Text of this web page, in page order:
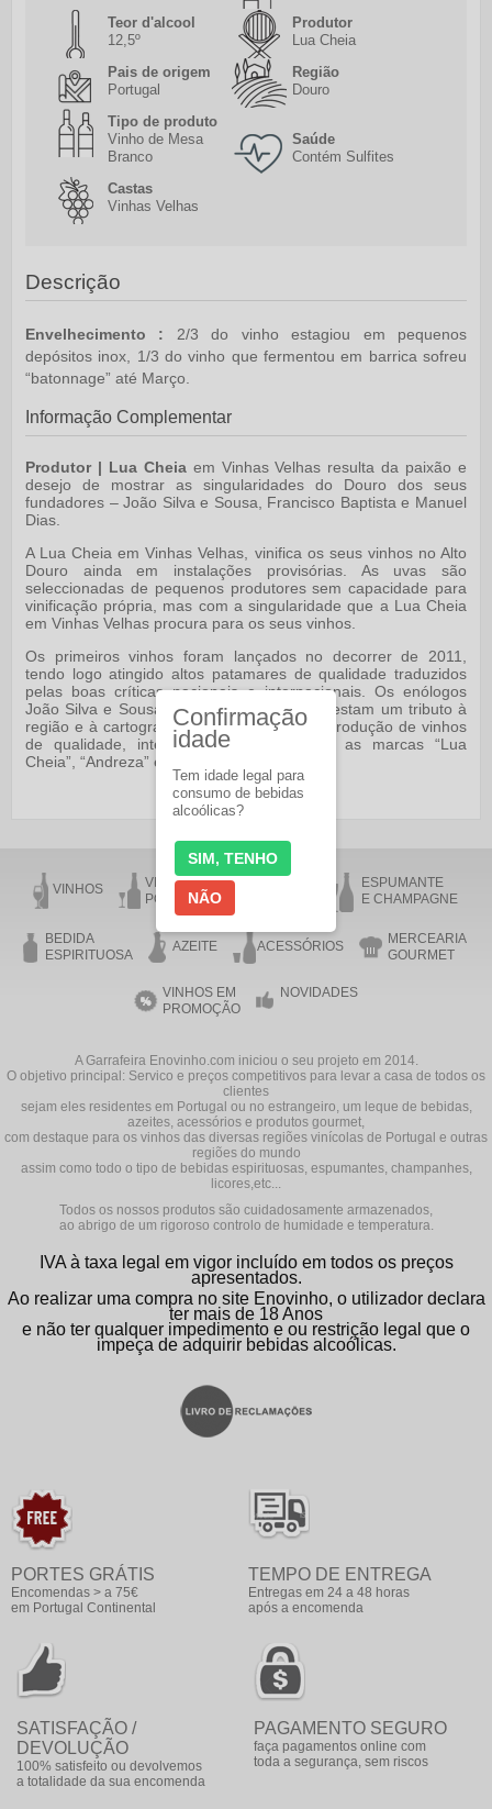
Teor d'alcool
12,5º
Produtor
Lua Cheia
Pais de origem
Portugal
Região
Douro
Tipo de produto
Vinho de Mesa
Branco
Saúde
Contém Sulfites
Castas
Vinhas Velhas
Descrição
Envelhecimento : 2/3 do vinho estagiou em pequenos
depósitos inox, 1/3 do vinho que fermentou em barrica sofreu
“batonnage” até Março.
Informação Complementar
Produtor | Lua Cheia em Vinhas Velhas resulta da paixão e
desejo de mostrar as singularidades do Douro dos seus
fundadores – João Silva e Sousa, Francisco Baptista e Manuel
Dias.
A Lua Cheia em Vinhas Velhas, vinifica os seus vinhos no Alto
Douro ainda em instalações provisórias. As uvas são
seleccionadas de pequenos produtores sem capacidade para
vinificação própria, mas com a singularidade que a Lua Cheia
em Vinhas Velhas procura para os seus vinhos.
Os primeiros vinhos foram lançados no decorrer de 2011,
tendo logo atingido altos patamares de qualidade traduzidos
pelas boas críticas nacionais e internacionais. Os enólogos
João Silva e Sousa e Francisco Baptista prestam um tributo à
região e à cartografia do rio Douro com a produção de vinhos
de qualidade, intensos e elegantes, sob as marcas “Lua
Cheia”, “Andreza” e “Colleja”.
VINHOS
VINHO DO
PORTO
ESPUMANTE
E CHAMPAGNE
BEDIDA
ESPIRITUOSA
AZEITE ACESSÓRIOS
MERCEARIA
GOURMET
VINHOS EM
PROMOÇÃO
NOVIDADES
A Garrafeira Enovinho.com iniciou o seu projeto em 2014.
O objetivo principal: Servico e preços competitivos para levar a casa de todos os
clientes
sejam eles residentes em Portugal ou no estrangeiro, um leque de bebidas,
azeites, acessórios e produtos gourmet,
com destaque para os vinhos das diversas regiões vinícolas de Portugal e outras
regiões do mundo
assim como todo o tipo de bebidas espirituosas, espumantes, champanhes,
licores,etc...
Todos os nossos produtos são cuidadosamente armazenados,
ao abrigo de um rigoroso controlo de humidade e temperatura.
IVA à taxa legal em vigor incluído em todos os preços
apresentados.
Ao realizar uma compra no site Enovinho, o utilizador declara
ter mais de 18 Anos
e não ter qualquer impedimento e ou restrição legal que o
impeça de adquirir bebidas alcoólicas.
PORTES GRÁTIS
Encomendas > a 75€
em Portugal Continental
TEMPO DE ENTREGA
Entregas em 24 a 48 horas
após a encomenda
SATISFAÇÃO /
DEVOLUÇÃO
100% satisfeito ou devolvemos
a totalidade da sua encomenda
PAGAMENTO SEGURO
faça pagamentos online com
toda a segurança, sem riscos
Confirmação
idade
Tem idade legal para
consumo de bebidas
alcoólicas?
SIM, TENHO
NÃO